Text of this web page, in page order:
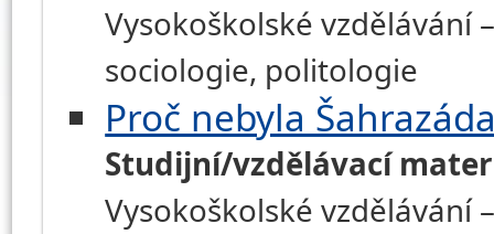
Vysokoškolské vzdělávání
sociologie, politologie
Proč nebyla
Studijní/vzdělávací
Vysokoškolské vzdělávání